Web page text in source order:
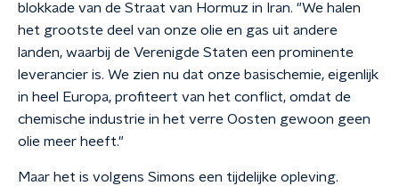
blokkade van de Straat van Hormuz in Iran. "We halen
het grootste deel van onze olie en gas uit andere
landen, waarbij de Verenigde Staten een prominente
leverancier is. We zien nu dat onze basischemie, eigenlijk
in heel Europa, profiteert van het conflict, omdat de
chemische industrie in het verre Oosten gewoon geen
olie meer heeft."
Maar het is volgens Simons een tijdelijke opleving.